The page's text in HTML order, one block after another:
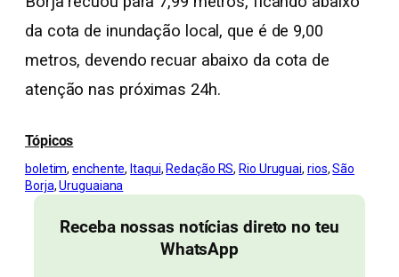
da cota de inundação local, que é de 9,00
metros, devendo recuar abaixo da cota de
atenção nas próximas 24h.
Tópicos
boletim, enchente, Itaqui, Redação RS, Rio Uruguai, rios, São
Borja, Uruguaiana
Receba nossas notícias direto no teu
WhatsApp